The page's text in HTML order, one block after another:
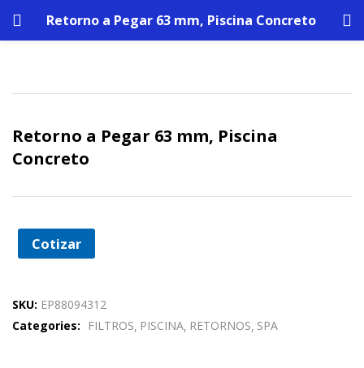
Retorno a Pegar 63 mm, Piscina Concreto
Retorno a Pegar 63 mm, Piscina
Concreto
Cotizar
SKU: EP88094312
Categories:
FILTROS PISCINA RETORNOS SPA